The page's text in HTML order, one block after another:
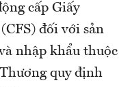
cấp Giấy
đối với sản
nhập khẩu thuộc
quy định